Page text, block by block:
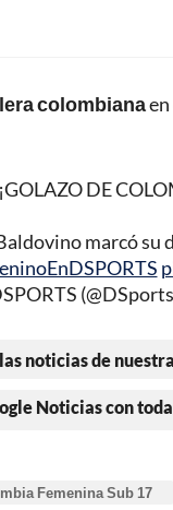
colombiana
¡GOLAZO DE
marcó
noticias de
Noticias con
Femenina Sub 17